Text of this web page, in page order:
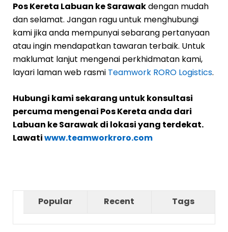
Pos Kereta Labuan ke Sarawakdengan mudah
dan selamat. Jangan ragu untuk menghubungi
kami jika anda mempunyai sebarang pertanyaan
atau ingin mendapatkan tawaran terbaik. Untuk
maklumat lanjut mengenai perkhidmatan kami,
layari laman web rasmi Teamwork RORO Logistics.
Hubungi kami sekarang untuk konsultasi
percuma mengenai Pos Kereta anda dari
Labuan ke Sarawak di lokasi yang terdekat.
Lawatiwww.teamworkroro.com
Popular Recent Tags